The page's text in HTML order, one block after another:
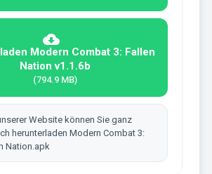
Modern Combat 3: Fallen
Nation v1.1.6b
(794.9 MB)
Website können Sie ganz
herunterladen Modern Combat 3:
Nation.apk